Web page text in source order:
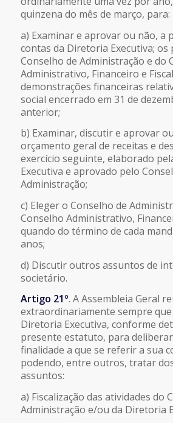
quinzena do mês de março, para:
a) Examinar e aprovar ou não, a
contas da Diretoria Executiva; os
Conselho de Administração e do
Administrativo, Financeiro e
demonstrações financeiras
social encerrado em 31 de
anterior;
b) Examinar, discutir e aprovar
orçamento geral de receitas e
exercício seguinte, elaborado
Executiva e aprovado pelo
Administração;
c) Eleger o Conselho de
Conselho Administrativo,
quando do término de cada
anos;
d) Discutir outros assuntos de
societário.
Artigo 21º. A Assembleia Geral
extraordinariamente sempre que
Diretoria Executiva, conforme
presente estatuto, para
finalidade a que se referir a sua
podendo, entre outros, tratar
assuntos:
a) Fiscalização das atividades do
Administração e/ou da Diretoria